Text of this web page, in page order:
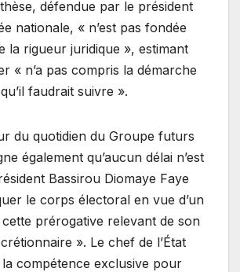
défendue par le président
nationale, « n’est pas fondée
la rigueur juridique », estimant
« n’a pas compris la démarche
faudrait suivre ».
du quotidien du Groupe futurs
également qu’aucun délai n’est
Bassirou Diomaye Faye
le corps électoral en vue d’un
prérogative relevant de son
». Le chef de l’État
compétence exclusive pour